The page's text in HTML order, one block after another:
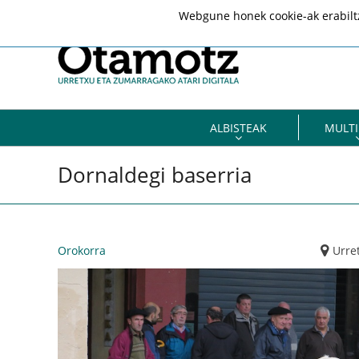
ALBISTEAK
Dornaldegi baserria
Orokorra
Webgune honek cookie-ak